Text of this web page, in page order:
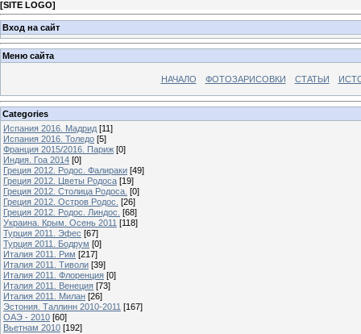
[SITE LOGO]
Вход на сайт
Меню сайта
НАЧАЛО ФОТОЗАРИСОВКИ СТАТЬИ
Categories
Испания 2016. Мадрид [11]
Испания 2016. Толедо [5]
Франция 2015/2016. Париж [0]
Индия. Гоа 2014 [0]
Греция 2012. Родос. Фалираки [49]
Греция 2012. Цветы Родоса [19]
Греция 2012. Столица Родоса. [0]
Греция 2012. Остров Родос. [26]
Греция 2012. Родос. Линдос. [68]
Украина. Крым. Осень 2011 [118]
Турция 2011. Эфес [67]
Турция 2011. Бодрум [0]
Италия 2011. Рим [217]
Италия 2011. Тиволи [39]
Италия 2011. Флоренция [0]
Италия 2011. Венеция [73]
Италия 2011. Милан [26]
Эстония. Таллинн 2010-2011 [167]
ОАЭ - 2010 [60]
Вьетнам 2010 [192]